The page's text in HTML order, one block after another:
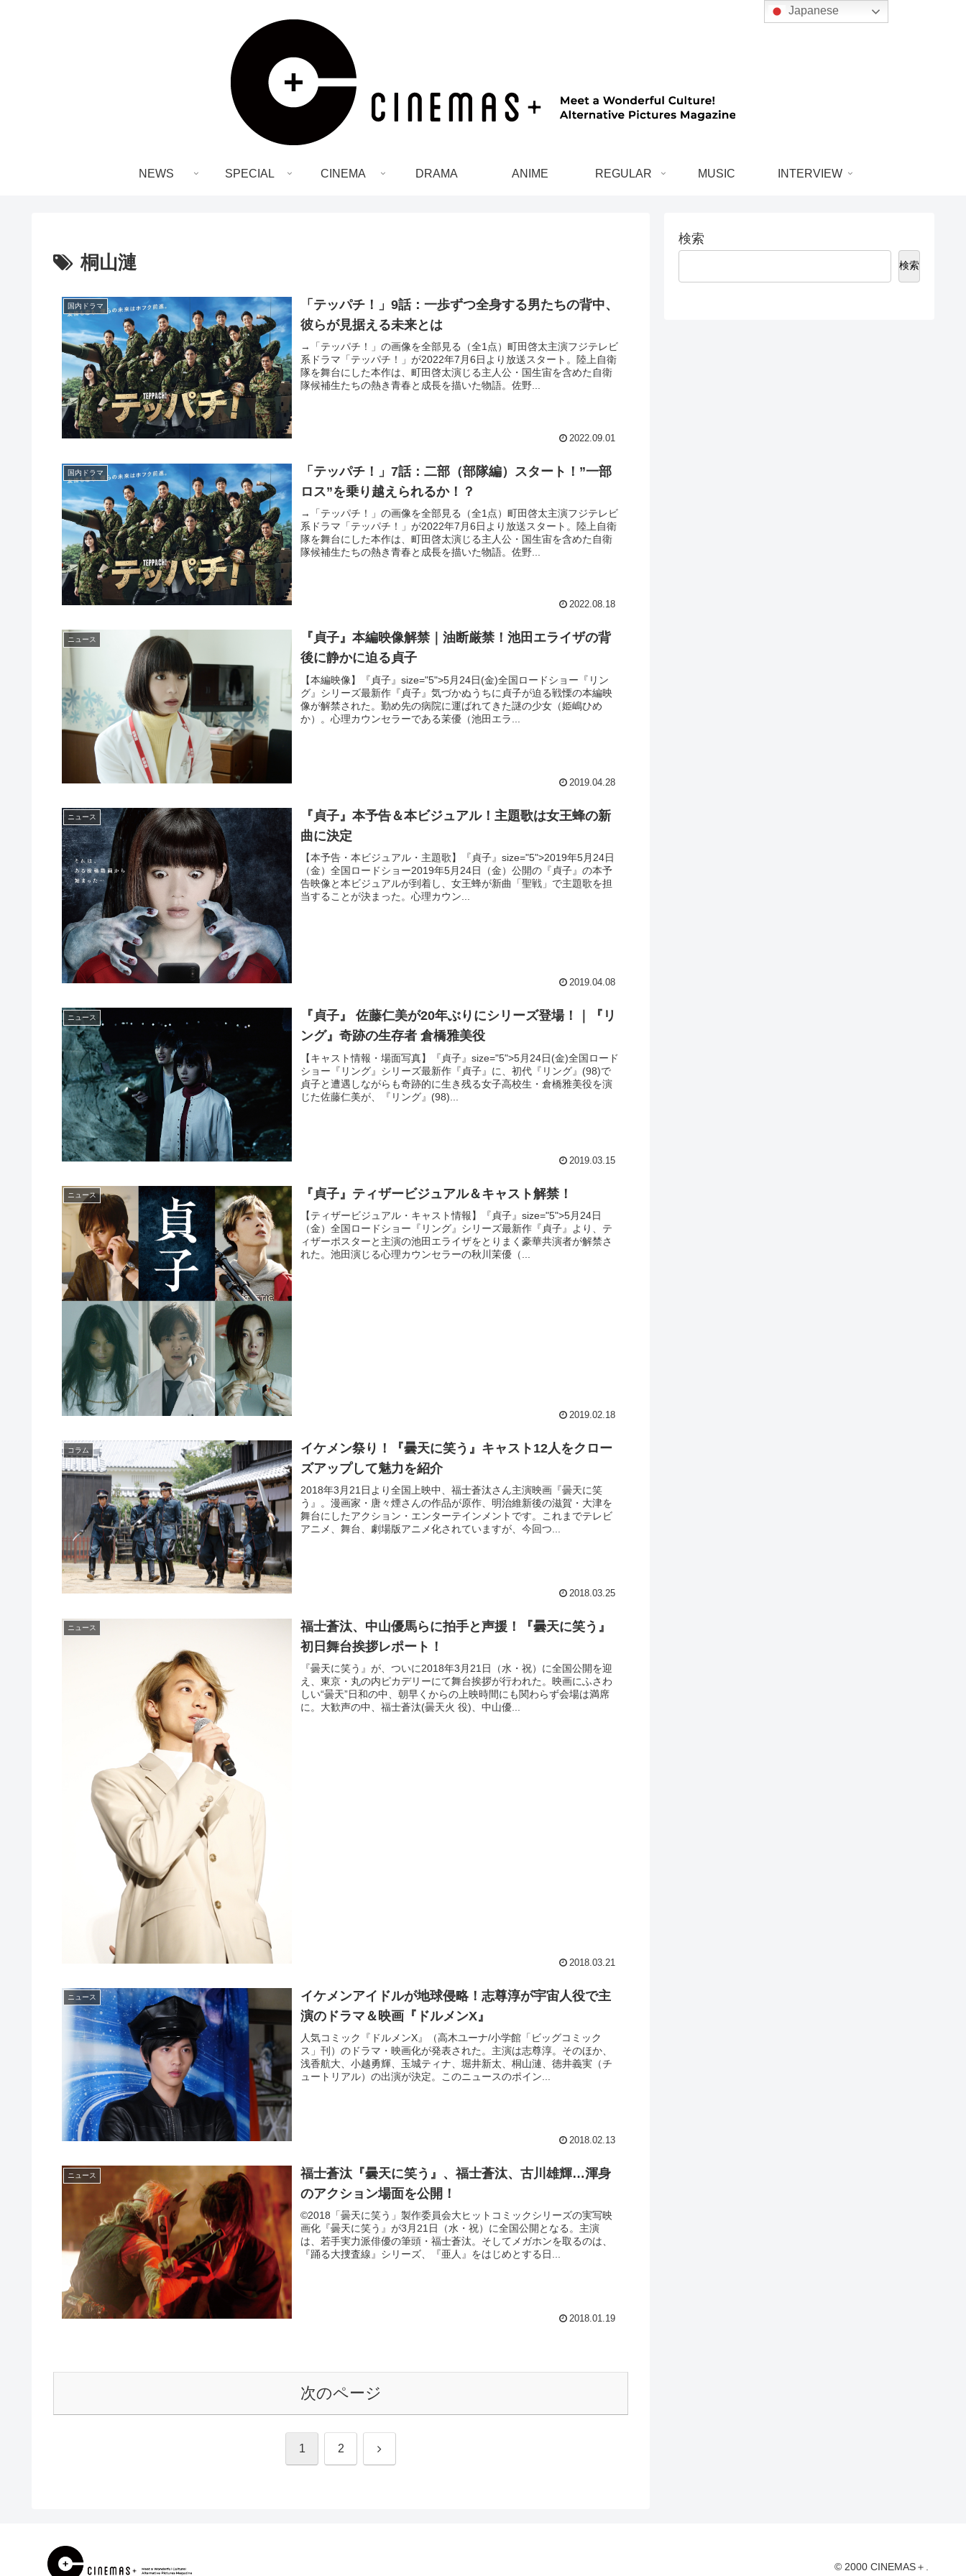
NEWS SPECIAL CINEMA DRAMA ANIME REGULAR MUSIC INTERVIEW
桐山漣
国内ドラマ
「テッパチ！」9話：一歩ずつ全身する男たちの背中、
彼らが見据える未来とは
→「テッパチ！」の画像を全部見る（全1点）町田啓太主演フジテレビ
系ドラマ「テッパチ！」が2022年7月6日より放送スタート。陸上自衛
隊を舞台にした本作は、町田啓太演じる主人公・国生宙を含めた自衛
隊候補生たちの熱き青春と成長を描いた物語。佐野...
2022.09.01
国内ドラマ
「テッパチ！」7話：二部（部隊編）スタート！”一部
ロス”を乗り越えられるか！？
→「テッパチ！」の画像を全部見る（全1点）町田啓太主演フジテレビ
系ドラマ「テッパチ！」が2022年7月6日より放送スタート。陸上自衛
隊を舞台にした本作は、町田啓太演じる主人公・国生宙を含めた自衛
隊候補生たちの熱き青春と成長を描いた物語。佐野...
2022.08.18
ニュース
『貞子』本編映像解禁｜油断厳禁！池田エライザの背
後に静かに迫る貞子
【本編映像】『貞子』size="5">5月24日(金)全国ロードショー『リン
グ』シリーズ最新作『貞子』気づかぬうちに貞子が迫る戦慄の本編映
像が解禁された。勤め先の病院に運ばれてきた謎の少女（姫嶋ひめ
か）。心理カウンセラーである茉優（池田エラ...
2019.04.28
ニュース
『貞子』本予告＆本ビジュアル！主題歌は女王蜂の新
曲に決定
【本予告・本ビジュアル・主題歌】『貞子』size="5">2019年5月24日
（金）全国ロードショー2019年5月24日（金）公開の『貞子』の本予
告映像と本ビジュアルが到着し、女王蜂が新曲「聖戦」で主題歌を担
当することが決まった。心理カウン...
2019.04.08
ニュース
『貞子』 佐藤仁美が20年ぶりにシリーズ登場！｜『リ
ング』奇跡の生存者 倉橋雅美役
【キャスト情報・場面写真】『貞子』size="5">5月24日(金)全国ロード
ショー『リング』シリーズ最新作『貞子』に、初代『リング』(98)で
貞子と遭遇しながらも奇跡的に生き残る女子高校生・倉橋雅美役を演
じた佐藤仁美が、『リング』(98)...
2019.03.15
ニュース 『貞子』ティザービジュアル＆キャスト解禁！
【ティザービジュアル・キャスト情報】『貞子』size="5">5月24日
（金）全国ロードショー『リング』シリーズ最新作『貞子』より、テ
ィザーポスターと主演の池田エライザをとりまく豪華共演者が解禁さ
れた。池田演じる心理カウンセラーの秋川茉優（...
2019.02.18
コラム
イケメン祭り！『曇天に笑う』キャスト12人をクロー
ズアップして魅力を紹介
2018年3月21日より全国上映中、福士蒼汰さん主演映画『曇天に笑
う』。漫画家・唐々煙さんの作品が原作、明治維新後の滋賀・大津を
舞台にしたアクション・エンターテインメントです。これまでテレビ
アニメ、舞台、劇場版アニメ化されていますが、今回つ...
2018.03.25
ニュース
福士蒼汰、中山優馬らに拍手と声援！『曇天に笑う』
初日舞台挨拶レポート！
『曇天に笑う』が、ついに2018年3月21日（水・祝）に全国公開を迎
え、東京・丸の内ピカデリーにて舞台挨拶が行われた。映画にふさわ
しい“曇天”日和の中、朝早くからの上映時間にも関わらず会場は満席
に。大歓声の中、福士蒼汰(曇天火 役)、中山優...
2018.03.21
ニュース
イケメンアイドルが地球侵略！志尊淳が宇宙人役で主
演のドラマ＆映画『ドルメンX』
人気コミック『ドルメンX』（高木ユーナ/小学館「ビッグコミック
ス」刊）のドラマ・映画化が発表された。主演は志尊淳。そのほか、
浅香航大、小越勇輝、玉城ティナ、堀井新太、桐山漣、徳井義実（チ
ュートリアル）の出演が決定。このニュースのポイン...
2018.02.13
ニュース
福士蒼汰『曇天に笑う』、福士蒼汰、古川雄輝…渾身
のアクション場面を公開！
©2018「曇天に笑う」製作委員会大ヒットコミックシリーズの実写映
画化『曇天に笑う』が3月21日（水・祝）に全国公開となる。主演
は、若手実力派俳優の筆頭・福士蒼汰。そしてメガホンを取るのは、
『踊る大捜査線』シリーズ、『亜人』をはじめとする日...
2018.01.19
次のページ
1 2 次
検索
検索
© 2000 CINEMAS＋.
Japanese